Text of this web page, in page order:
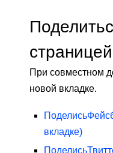
страницей
При совместном
новой вкладке.
Поделись
вкладке)
Поделись